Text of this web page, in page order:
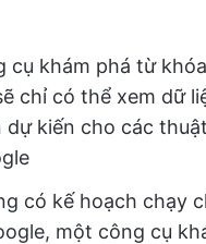
cụ khám phá từ
chỉ có thể xem dữ
dự kiến cho các
có kế hoạch chạy
một công cụ